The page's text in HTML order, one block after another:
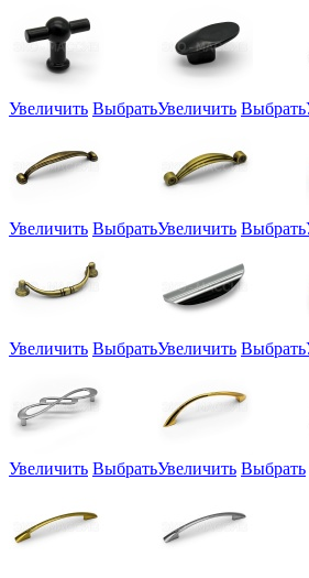
Увеличить ВыбратьУвеличить Выбрать
Увеличить ВыбратьУвеличить Выбрать
Увеличить ВыбратьУвеличить Выбрать
Увеличить ВыбратьУвеличить Выбрать